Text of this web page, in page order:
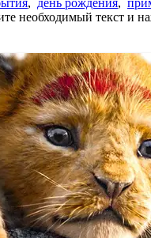
, день рождения,
необходимый текст и